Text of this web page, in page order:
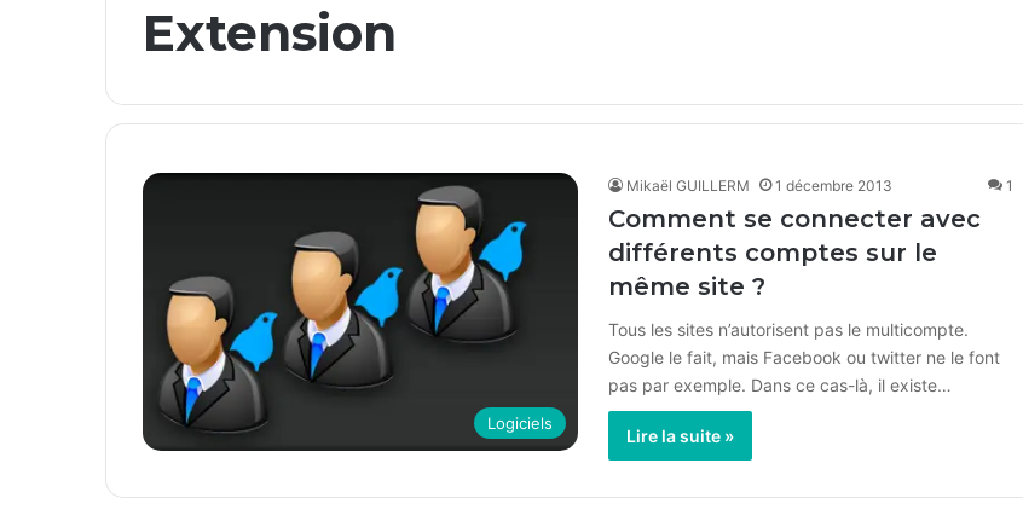
Extension
Logiciels
Mikaël GUILLERM 1 décembre 2013 1
Comment se connecter avec
différents comptes sur le
même site ?
Tous les sites n’autorisent pas le multicompte.
Google le fait, mais Facebook ou twitter ne le font
pas par exemple. Dans ce cas-là, il existe…
Lire la suite »